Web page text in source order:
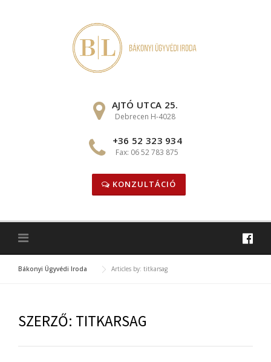
AJTÓ UTCA 25.
Debrecen H-4028
+36 52 323 934
Fax: 06 52 783 875
KONZULTÁCIÓ
Bákonyi Ügyvédi Iroda Articles by: titkarsag
SZERZŐ: TITKARSAG